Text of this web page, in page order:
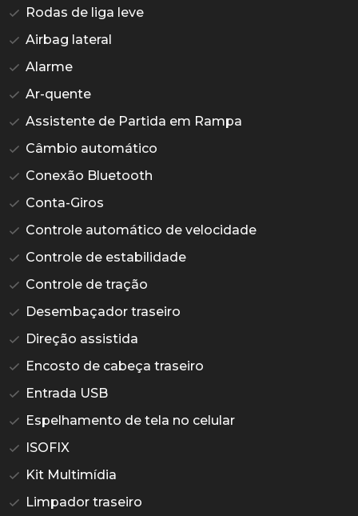
Rodas de liga leve
Airbag lateral
Alarme
Ar-quente
Assistente de Partida em Rampa
Câmbio automático
Conexão Bluetooth
Conta-Giros
Controle automático de velocidade
Controle de estabilidade
Controle de tração
Desembaçador traseiro
Direção assistida
Encosto de cabeça traseiro
Entrada USB
Espelhamento de tela no celular
ISOFIX
Kit Multimídia
Limpador traseiro